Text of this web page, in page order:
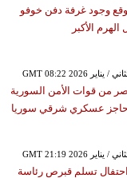
وجود غرفة دفن خوفو
الهرم الأكبر
4 عناصر من قوات الأمن السورية
عسكري شرقي سوريا
تسلم قبرص رئاسة